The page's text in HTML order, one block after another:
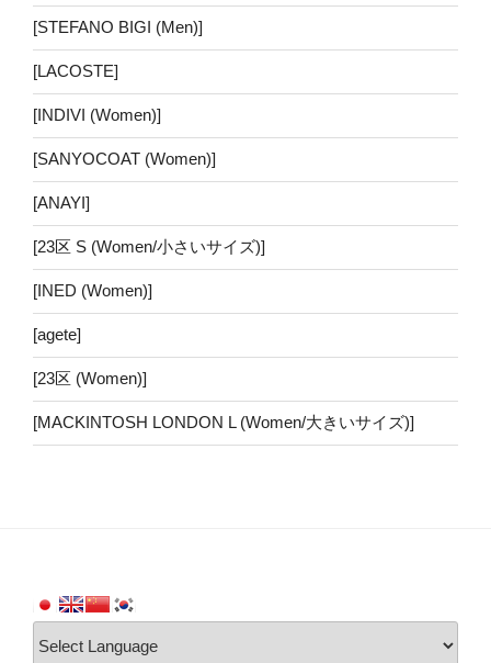
[STEFANO BIGI (Men)]
[LACOSTE]
[INDIVI (Women)]
[SANYOCOAT (Women)]
[ANAYI]
[23区 S (Women/小さいサイズ)]
[INED (Women)]
[agete]
[23区 (Women)]
[MACKINTOSH LONDON L (Women/大きいサイズ)]